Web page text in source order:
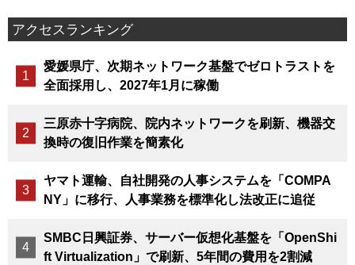
アクセスランキング
愛媛県庁、次期ネットワーク基盤でゼロトラストを
全面採用し、2027年1月に稼働
三原赤十字病院、院内ネットワークを刷新、機器交
換時の復旧作業を簡素化
ヤマト運輸、自社開発の人事システムを「COMPA
NY」に移行、人事業務を標準化し法改正に追従
SMBC日興証券、サーバー仮想化基盤を「OpenShi
ft Virtualization」で刷新、5年間の費用を2割減